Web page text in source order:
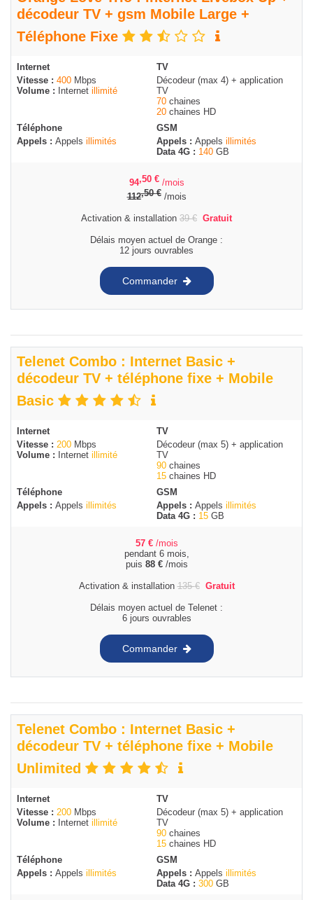
décodeur TV + gsm Mobile Large +
Téléphone Fixe
Internet
Vitesse : 400 Mbps
Volume :
Internet illimité
TV
Décodeur (max 4) + application
TV
70 chaines
20 chaines HD
Téléphone
Appels : Appels illimités
GSM
Appels : Appels illimités
Data 4G : 140 GB
94,50 € /mois
112,50€/mois
Activation & installation 39€ Gratuit
Délais moyen actuel de Orange :
12 jours ouvrables
Commander
Telenet Combo : Internet Basic +
décodeur TV + téléphone fixe + Mobile
Basic
Internet
Vitesse : 200 Mbps
Volume :
Internet illimité
TV
Décodeur (max 5) + application
TV
90 chaines
15 chaines HD
Téléphone
Appels : Appels illimités
GSM
Appels : Appels illimités
Data 4G : 15 GB
57 € /mois
pendant 6 mois,
puis 88 €/mois
Activation & installation135€ Gratuit
Délais moyen actuel de Telenet :
6 jours ouvrables
Commander
Telenet Combo : Internet Basic +
décodeur TV + téléphone fixe + Mobile
Unlimited
Internet
Vitesse : 200 Mbps
Volume :
Internet illimité
TV
Décodeur (max 5) + application
TV
90 chaines
15 chaines HD
Téléphone
Appels : Appels illimités
GSM
Appels : Appels illimités
Data 4G : 300 GB